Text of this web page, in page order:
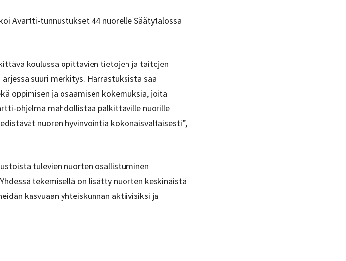
Avartti-tunnustukset 44 nuorelle Säätytalossa
koulussa opittavien tietojen ja taitojen
suuri merkitys. Harrastuksista saa
oppimisen ja osaamisen kokemuksia, joita
ohjelma mahdollistaa palkittaville nuorille
nuoren hyvinvointia kokonaisvaltaisesti”,
tulevien nuorten osallistuminen
tekemisellä on lisätty nuorten keskinäistä
kasvuaan yhteiskunnan aktiivisiksi ja